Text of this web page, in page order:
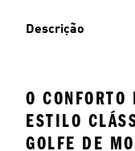
Descrição
O
ESTILO
GOLFE DE